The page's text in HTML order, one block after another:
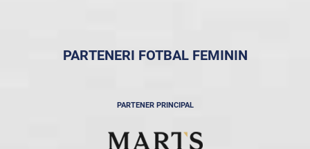
PARTENERI FOTBAL FEMININ
PARTENER PRINCIPAL